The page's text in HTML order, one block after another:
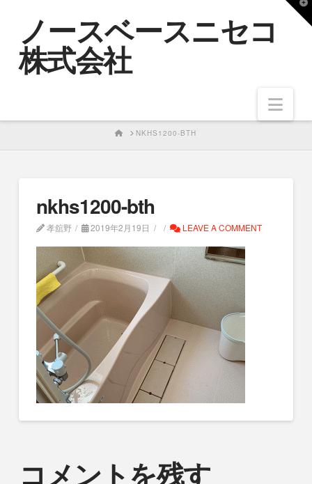
ノースベースニセコ
株式会社
HOMENKHS1200-BTH
nkhs1200-bth
孝舘野 2019年2月19日 LEAVE A COMMENT
コメントを残す